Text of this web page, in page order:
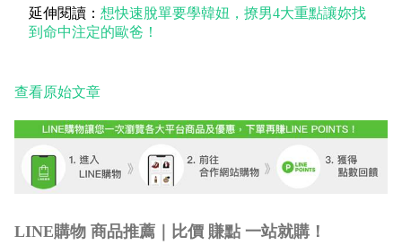
延伸閱讀： 想快速脫單要學韓妞，撩男4大重點讓妳找
到命中注定的歐爸！
查看原始文章
LINE購物 商品推薦｜比價 賺點 一站就購！